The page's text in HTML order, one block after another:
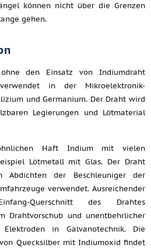
können nicht über die Grenzen
gehen.
den Einsatz von Indiumdraht
in der Mikroelektronik-
und Germanium. Der Draht wird
Legierungen und Lötmaterial
Haft Indium mit vielen
Lötmetall mit Glas. Der Draht
Abdichten der Beschleuniger der
verwendet. Ausreichender
Querschnitt des Drahtes
Drahtvorschub und unentbehrlicher
in Galvanotechnik. Die
Quecksilber mit Indiumoxid findet